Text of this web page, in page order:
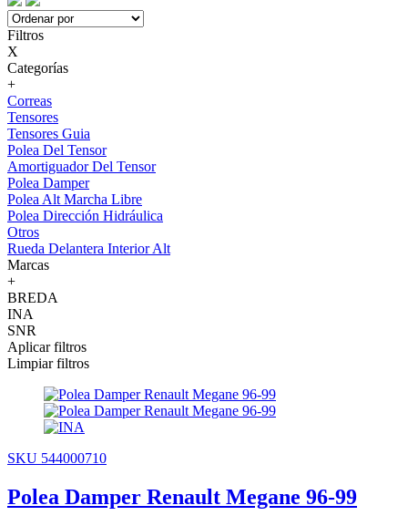
Filtros
X
Categorías
+
Correas
Tensores
Tensores Guia
Polea Del Tensor
Amortiguador Del Tensor
Polea Damper
Polea Alt Marcha Libre
Polea Dirección Hidráulica
Otros
Rueda Delantera Interior Alt
Marcas
+
BREDA
INA
SNR
Aplicar filtros
Limpiar filtros
SKU 544000710
Polea Damper Renault Megane 96-99